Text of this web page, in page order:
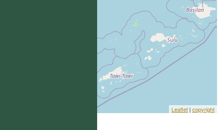
Leaflet| copyright